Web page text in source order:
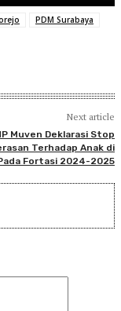
PDM Surabaya
Next article
Muven Deklarasi Stop
Terhadap Anak di
Fortasi 2024-2025